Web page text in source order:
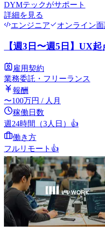
DYMテックがサポート
詳細を見る
エンジニア
オンライン
【週3日〜週5日】UX
雇用契約
業務委託・フリーランス
報酬
〜100万円 / 人月
稼働日数
週24時間（3人日） 👍
働き方
フルリモート 👍